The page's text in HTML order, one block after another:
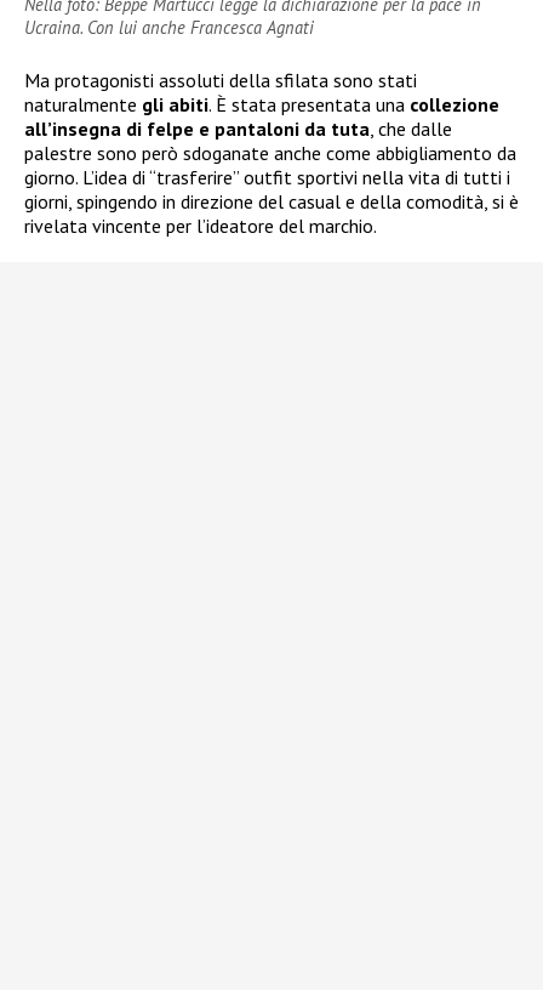
Ucraina. Con lui anche Francesca Agnati
Ma protagonisti assoluti della sfilata sono stati
naturalmente gli abiti. È stata presentata una collezione
all’insegna di felpe e pantaloni da tuta , che dalle
palestre sono però sdoganate anche come abbigliamento da
giorno. L’idea di “trasferire” outfit sportivi nella vita di tutti i
giorni, spingendo in direzione del casual e della comodità, si è
rivelata vincente per l’ideatore del marchio.